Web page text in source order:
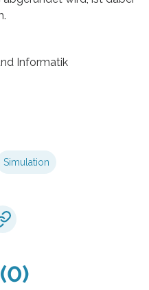
Informatik
Simulation